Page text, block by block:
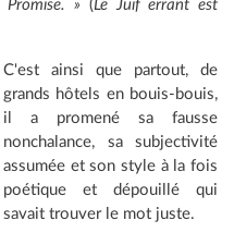
» (Le Juif errant est
C'est ainsi que partout, de
grands hôtels en bouis-bouis,
il a promené sa fausse
nonchalance, sa subjectivité
assumée et son style à la fois
poétique et dépouillé qui
savait trouver le mot juste.